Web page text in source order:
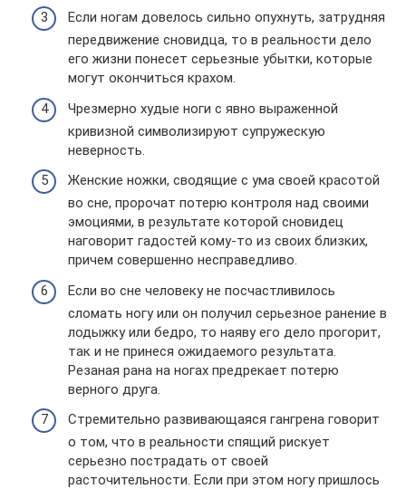
Если ногам довелось сильно опухнуть, затрудняя
передвижение сновидца, то в реальности дело
его жизни понесет серьезные убытки, которые
могут окончиться крахом.
Чрезмерно худые ноги с явно выраженной
кривизной символизируют супружескую
неверность.
Женские ножки, сводящие с ума своей красотой
во сне, пророчат потерю контроля над своими
эмоциями, в результате которой сновидец
наговорит гадостей кому-то из своих близких,
причем совершенно несправедливо.
Если во сне человеку не посчастливилось
сломать ногу или он получил серьезное ранение в
лодыжку или бедро, то наяву его дело прогорит,
так и не принеся ожидаемого результата.
Резаная рана на ногах предрекает потерю
верного друга.
Стремительно развивающаяся гангрена говорит
о том, что в реальности спящий рискует
серьезно пострадать от своей
расточительности. Если при этом ногу пришлось